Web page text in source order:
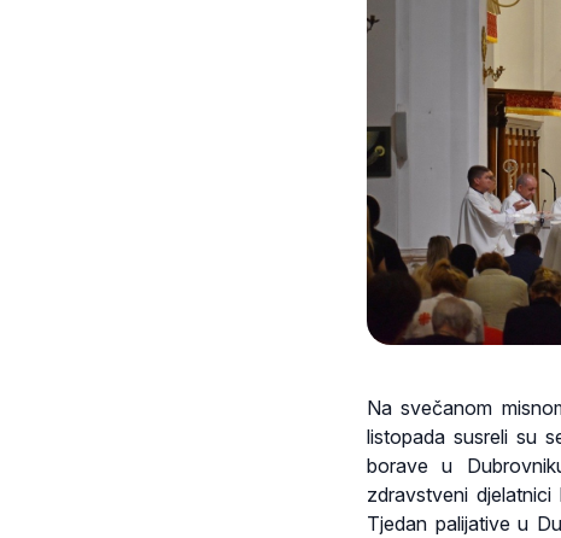
Na svečanom
listopada susreli su
borave u
zdravstveni
Tjedan palijative u